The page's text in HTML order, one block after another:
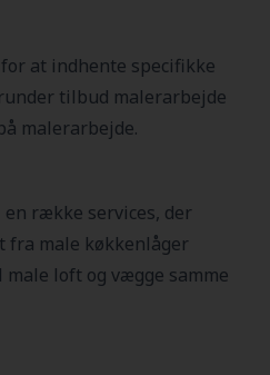
at indhente specifikke
tilbud malerarbejde
malerarbejde.
en række services, der
fra male køkkenlåger
loft og vægge samme